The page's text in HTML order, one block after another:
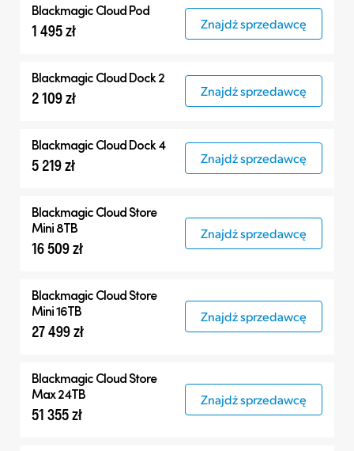
Blackmagic Cloud Pod
1 495 zł Znajdź sprzedawcę
Blackmagic Cloud Dock 2
2 109 zł Znajdź sprzedawcę
Blackmagic Cloud Dock 4
5 219 zł Znajdź sprzedawcę
Blackmagic Cloud Store
Mini 8TB
16 509 zł
Znajdź sprzedawcę
Blackmagic Cloud Store
Mini 16TB
27 499 zł
Znajdź sprzedawcę
Blackmagic Cloud Store
Max 24TB
51 355 zł
Znajdź sprzedawcę